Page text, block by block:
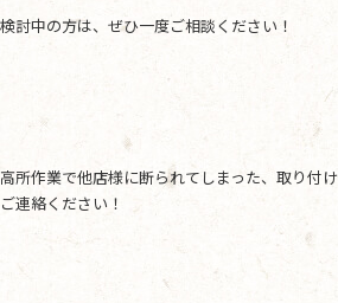
検討中の方は、ぜひ一度ご相談ください！
高所作業で他店様に断られてしまった、取り付
ご連絡ください！